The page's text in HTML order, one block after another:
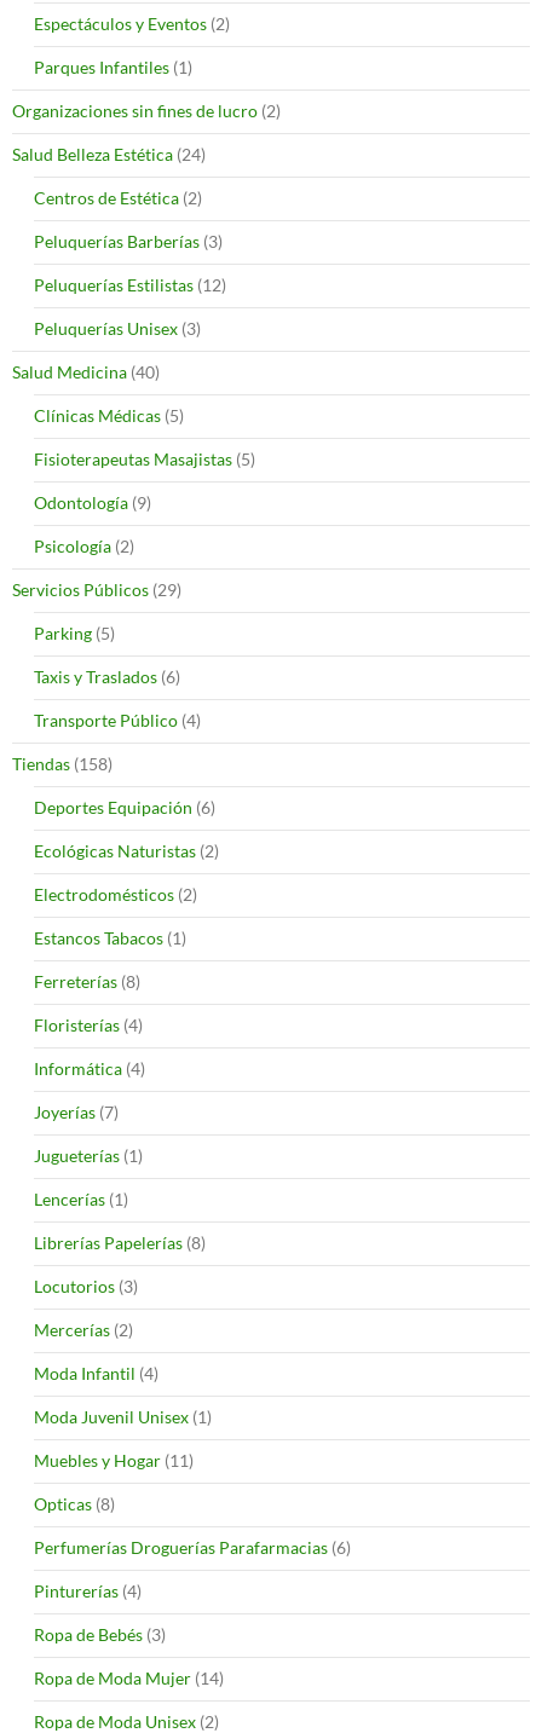
Espectáculos y Eventos (2)
Parques Infantiles (1)
Organizaciones sin fines de lucro (2)
Salud Belleza Estética (24)
Centros de Estética (2)
Peluquerías Barberías (3)
Peluquerías Estilistas (12)
Peluquerías Unisex (3)
Salud Medicina (40)
Clínicas Médicas (5)
Fisioterapeutas Masajistas (5)
Odontología (9)
Psicología (2)
Servicios Públicos (29)
Parking (5)
Taxis y Traslados (6)
Transporte Público (4)
Tiendas (158)
Deportes Equipación (6)
Ecológicas Naturistas (2)
Electrodomésticos (2)
Estancos Tabacos (1)
Ferreterías (8)
Floristerías (4)
Informática (4)
Joyerías (7)
Jugueterías (1)
Lencerías (1)
Librerías Papelerías (8)
Locutorios (3)
Mercerías (2)
Moda Infantil (4)
Moda Juvenil Unisex (1)
Muebles y Hogar (11)
Opticas (8)
Perfumerías Droguerías Parafarmacias (6)
Pinturerías (4)
Ropa de Bebés (3)
Ropa de Moda Mujer (14)
Ropa de Moda Unisex (2)